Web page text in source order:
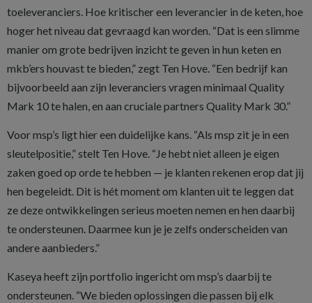
toeleveranciers. Hoe kritischer een leverancier in de keten, hoe
hoger het niveau dat gevraagd kan worden. “Dat is een slimme
manier om grote bedrijven inzicht te geven in hun keten en
mkb’ers houvast te bieden,” zegt Ten Hove. “Een bedrijf kan
bijvoorbeeld aan zijn leveranciers vragen minimaal Quality
Mark 10 te halen, en aan cruciale partners Quality Mark 30.”
Voor msp’s ligt hier een duidelijke kans. “Als msp zit je in een
sleutelpositie,” stelt Ten Hove. “Je hebt niet alleen je eigen
zaken goed op orde te hebben — je klanten rekenen erop dat jij
hen begeleidt. Dit is hét moment om klanten uit te leggen dat
ze deze ontwikkelingen serieus moeten nemen en hen daarbij
te ondersteunen. Daarmee kun je je zelfs onderscheiden van
andere aanbieders.”
Kaseya heeft zijn portfolio ingericht om msp’s daarbij te
ondersteunen. “We bieden oplossingen die passen bij elk